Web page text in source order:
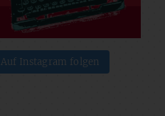
Auf Instagram folgen